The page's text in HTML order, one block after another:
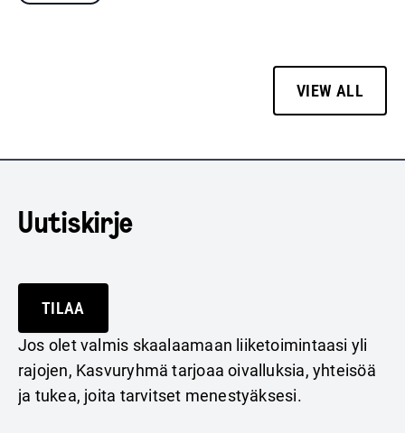
VIEW ALL
Uutiskirje
TILAA
Jos olet valmis skaalaamaan liiketoimintaasi yli
rajojen, Kasvuryhmä tarjoaa oivalluksia, yhteisöä
ja tukea, joita tarvitset menestyäksesi.